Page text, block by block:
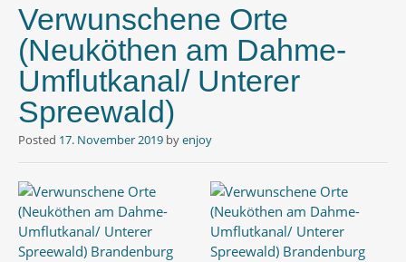
Verwunschene Orte
(Neuköthen am Dahme-
Umflutkanal/ Unterer
Spreewald)
Posted 17. November 2019 byenjoy